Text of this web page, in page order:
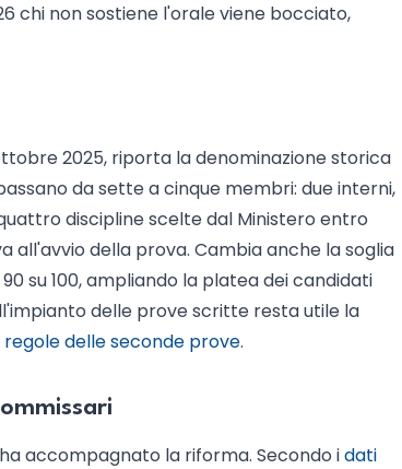
chi non sostiene l'orale viene bocciato,
2025, riporta la denominazione storica
da sette a cinque membri: due interni,
discipline scelte dal Ministero entro
all'avvio della prova. Cambia anche la soglia
su 100, ampliando la platea dei candidati
delle prove scritte resta utile la
regole delle seconde prove.
accompagnato la riforma. Secondo idati